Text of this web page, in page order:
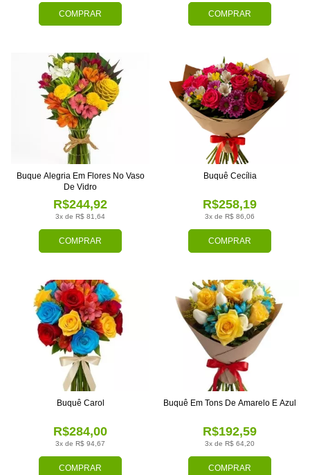
COMPRAR COMPRAR
COMPRAR
3x de R$ 81,64
R$244,92
Buque Alegria Em Flores No Vaso
De Vidro
COMPRAR
3x de R$ 86,06
R$258,19
Buquê Cecília
COMPRAR
3x de R$ 94,67
R$284,00
Buquê Carol
COMPRAR
3x de R$ 64,20
R$192,59
Buquê Em Tons De Amarelo E Azul